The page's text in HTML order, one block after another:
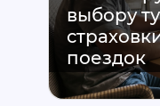
выбору
поездок